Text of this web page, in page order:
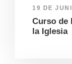
19 DE
Curso de
la Iglesia